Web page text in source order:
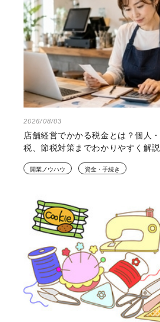
2026/08/03
店舗経営でかかる税金とは？個人
税、節税対策までわかりやすく解説
開業ノウハウ 資金・手続き